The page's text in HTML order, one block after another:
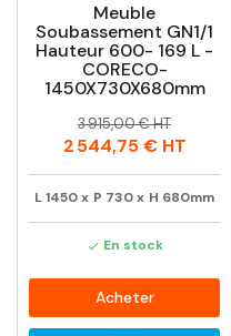
Meuble
Soubassement GN1/1
Hauteur 600- 169 L -
CORECO-
1450X730X680mm
Prix
Prix
habituel
3 915,00 € HT
2 544,75 €HT
L1450x P 730x H 680mm
 En stock
Acheter